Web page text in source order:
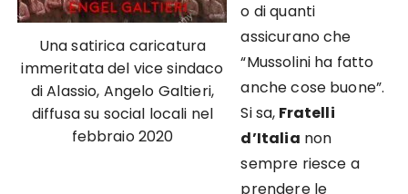
Una satirica caricatura
immeritata del vice sindaco
di Alassio, Angelo Galtieri,
diffusa su social locali nel
febbraio 2020
o di quanti
assicurano che
“Mussolini ha fatto
anche cose buone”.
Si sa, Fratelli
d’Italia non
sempre riesce a
prendere le